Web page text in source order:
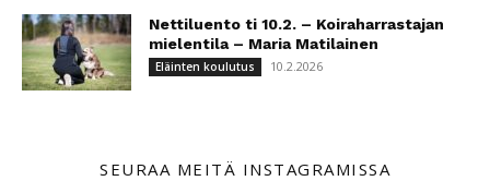
Nettiluento ti 10.2. – Koiraharrastajan
mielentila – Maria Matilainen
Eläinten koulutus 10.2.2026
SEURAA MEITÄ INSTAGRAMISSA